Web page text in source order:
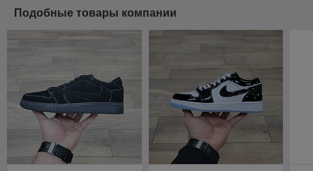
Подобные товары компании